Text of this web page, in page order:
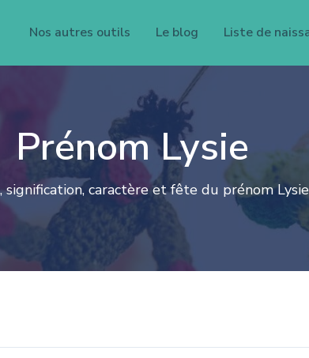
Nos autres outils Le blog Liste de
Prénom Lysie
signification, caractère et fête du prénom